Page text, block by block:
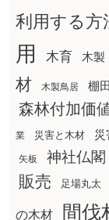
利用する方
用
木育 木製
材
木製鳥居 棚
森林付加価
業 災害と木材 災
矢板 神社仏閣
販売 足場丸太
の木材 間伐